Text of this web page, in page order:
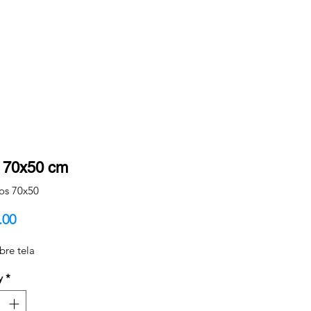
70x50 cm
70x50
Price
tela
*